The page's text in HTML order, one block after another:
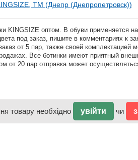
TM (Днепр (Днепропетровск))
KINGSIZE оптом. В обуви применяется
под заказ, пишите в комментариях к
от 5 пар, также своей комплектацией
Все ботинки имеют приятный
от 20 пар отправка может
товару необхідно увійти чи